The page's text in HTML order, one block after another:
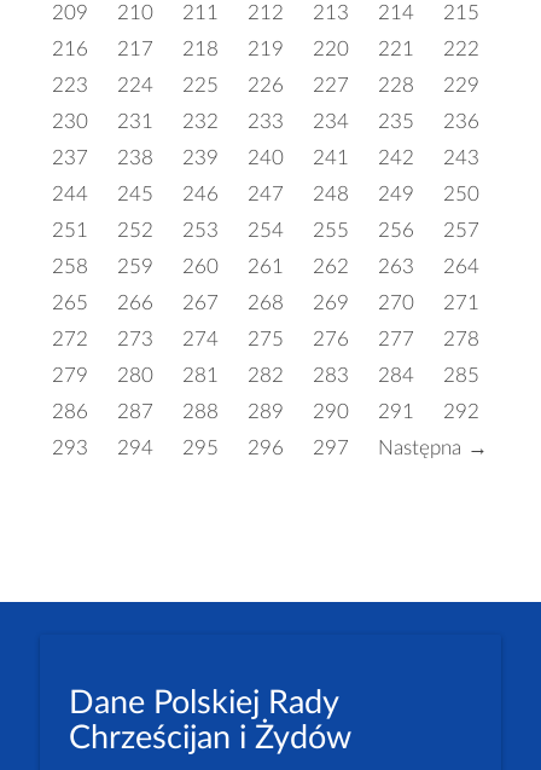
209
210 211 212 213 214
215
216
217 218 219 220 221
222
223
224 225 226 227 228
229
230
231 232 233 234 235
236
237
238 239 240 241 242
243
244
245 246 247 248 249
250
251
252 253 254 255 256
257
258
259 260 261 262 263
264
265
266 267 268 269 270
271
272
273 274 275 276 277
278
279
280 281 282 283 284
285
286
287 288 289 290 291
292
293
294 295 296 297 Następna →
Dane Polskiej Rady
Chrześcijan i Żydów